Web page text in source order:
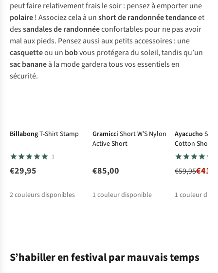
peut faire relativement frais le soir : pensez à emporter une
polaire! Associez cela à unshort de randonnée tendanceet
dessandales de randonnéeconfortables pour ne pas avoir
mal aux pieds. Pensez aussi aux petits accessoires : une
casquetteou un bobvous protégera du soleil, tandis qu’un
sac bananeà la mode gardera tous vos essentiels en
sécurité.
BillabongT-Shirt Stamp
1
€29,95
2couleurs disponibles
Gramicci Short W’S Nylon
Active Short
€85,00
1 couleur disponible
Ayacucho
Cotton Shorts
€59,95
1 couleur
S’habiller en festival par mauvais temps